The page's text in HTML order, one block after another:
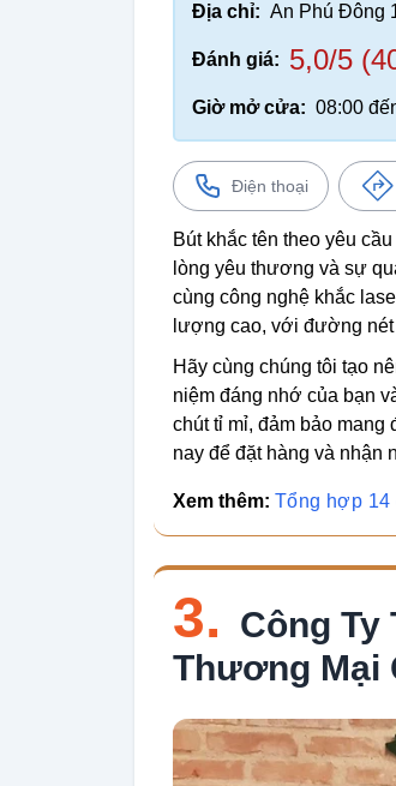
Địa chỉ: An Phú Đông
Đánh giá: 5,0/5
Giờ mở cửa: 08:00
Điện thoại
Bút khắc tên theo yêu
lòng yêu thương và sự
cùng công nghệ khắc
lượng cao, với đường
Hãy cùng chúng tôi tạo
niệm đáng nhớ của bạn
chút tỉ mỉ, đảm bảo
nay để đặt hàng và nhận
Xem thêm: Tổng hợp 14
3.
Công Ty
Thương Mại